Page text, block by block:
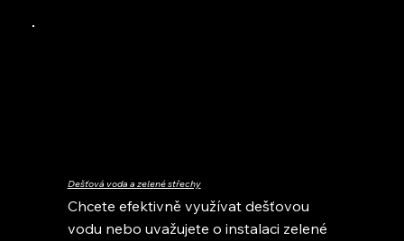
Dešťová voda a zelené střechy
Chcete efektivně využívat dešťovou
vodu nebo uvažujete o instalaci zelené